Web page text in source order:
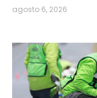
agosto 6, 2026